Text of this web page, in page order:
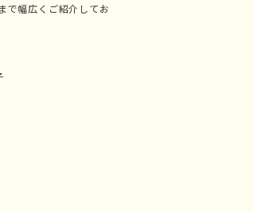
で幅広くご紹介してお